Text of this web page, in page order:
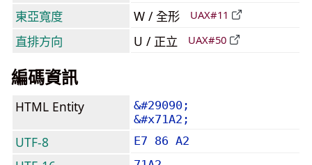
東亞寬度
W / 全形 UAX#11
直排方向 U / 正立 UAX#50
編碼資訊
HTML Entity
&#29090;
&#x71A2;
UTF-8 E7 86 A2